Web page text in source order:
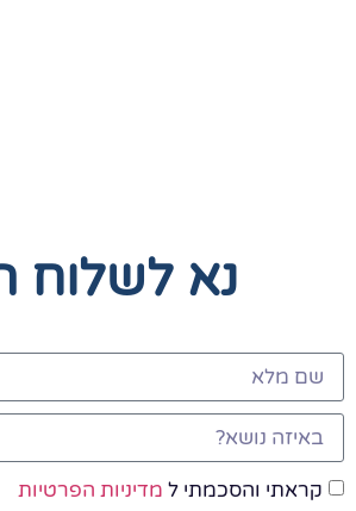
נא לשלוח
קראתי והסכמתי ל מדיניות הפרטיות